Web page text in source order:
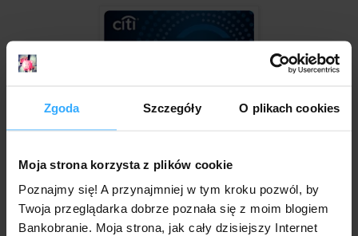
Zgoda Szczegóły O plikach cookies
Moja strona korzysta z plików cookie
Poznajmy się! A przynajmniej w tym kroku pozwól, by
Twoja przeglądarka dobrze poznała się z moim blogiem
Bankobranie. Moja strona, jak cały dzisiejszy Internet
Na uczestników promocji z odkurzaczem Xiaomi Robot
miesięcznej za kartę przez 12 miesięcy (liczone od pełnego
miesiąca kalendarzowego następującego po miesiącu
zawarcia umowy). Jest to więc świetna okazja, by
przetestować kartę, nie martwiąc się opłatami, ani
spełnianiem jakichkolwiek warunków w celu uniknięcia